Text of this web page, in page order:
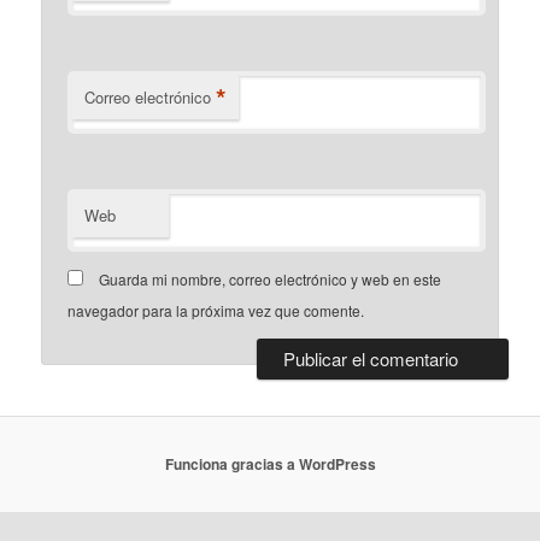
Correo electrónico *
Web
Guarda mi nombre, correo electrónico y web en este
navegador para la próxima vez que comente.
Funciona gracias a WordPress